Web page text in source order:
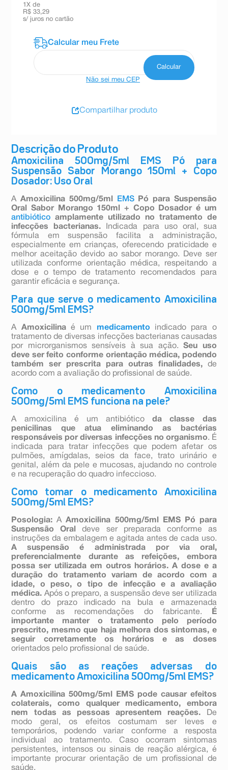
Descrição do Produto
Amoxicilina 500mg/5ml EMS Pó para
Suspensão Sabor Morango 150ml + Copo
Dosador: Uso Oral
AAmoxicilina 500mg/5ml EMS
Pó para Suspensão
Oral Sabor Morango 150ml + Copo Dosador é um
antibióticoamplamente utilizado no tratamento de
infecções bacterianas. Indicada para uso oral, sua
fórmula em suspensão facilita a administração,
especialmente em crianças, oferecendo praticidade e
melhor aceitação devido ao sabor morango. Deve ser
utilizada conforme orientação médica, respeitando a
dose e o tempo de tratamento recomendados para
garantir eficácia e segurança.
Para que serve o medicamento Amoxicilina
500mg/5ml EMS?
A Amoxicilinaé um medicamento
indicado para o
tratamento de diversas infecções bacterianas causadas
por microrganismos sensíveis à sua ação.Seu uso
deve ser feito conforme orientação médica, podendo
também ser prescrita para outras finalidades,de
acordo com a avaliação do profissional de saúde.
Como o medicamento Amoxicilina
500mg/5ml EMS funciona na pele?
A amoxicilina é um antibióticoda classe das
penicilinas que atua eliminando as bactérias
responsáveis por diversas infecções no organismo. É
indicada para tratar infecções que podem afetar os
pulmões, amígdalas, seios da face, trato urinário e
genital, além da pele e mucosas, ajudando no controle
e na recuperação do quadro infeccioso.
Como tomar o medicamento Amoxicilina
500mg/5ml EMS?
Posologia: AAmoxicilina 500mg/5ml EMS Pó para
Suspensão Oral
deve ser preparada conforme as
instruções da embalagem e agitada antes de cada uso.
A suspensão é administrada por via oral,
preferencialmente durante as refeições, embora
possa ser utilizada em outros horários. A dose e a
duração do tratamento variam de acordo com a
idade, o peso, o tipo de infecção e a avaliação
médica. Após o preparo, a suspensão deve ser utilizada
dentro do prazo indicado na bula e armazenada
conforme as recomendações do fabricante.
É
importante manter o tratamento pelo período
prescrito, mesmo que haja melhora dos sintomas, e
seguir corretamente os horários e as doses
orientados pelo profissional de saúde.
Quais são as reações adversas do
medicamento Amoxicilina 500mg/5ml EMS?
A Amoxicilina 500mg/5ml EMS pode causar efeitos
colaterais, como qualquer medicamento, embora
nem todas as pessoas apresentem reações. De
modo geral, os efeitos costumam ser leves e
temporários, podendo variar conforme a resposta
individual ao tratamento. Caso ocorram sintomas
persistentes, intensos ou sinais de reação alérgica, é
importante procurar orientação de um profissional de
saúde.
1 X de
R$ 33,29
s/ juros no cartão
Não sei meu CEP
Compartilhar produto